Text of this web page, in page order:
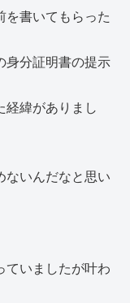
書いてもらった
身分証明書の提示
経緯がありまし
ないんだなと思い
ていましたが叶わ